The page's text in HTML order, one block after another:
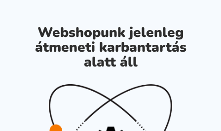
Webshopunk jelenleg
átmeneti karbantartás
alatt áll